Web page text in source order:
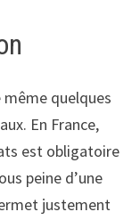
quelques
En France,
est obligatoire
peine d’une
justement